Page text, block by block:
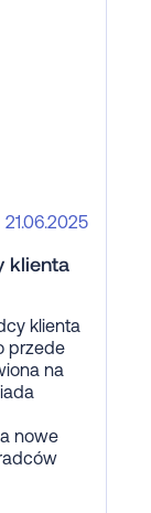
21.06.2025
klienta
klienta
przede
na
nowe